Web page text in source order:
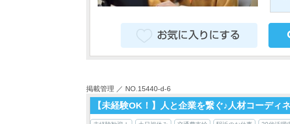
掲載管理 ／ NO.15440-d-6
【未経験OK！】人と企業を繋ぐ♪人材コーディ